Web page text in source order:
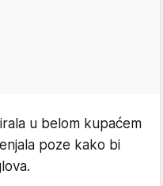
u belom kupaćem
poze kako bi